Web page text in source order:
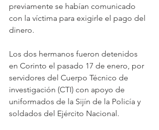
previamente se habían comunicado
con la víctima para exigirle el pago del
dinero.
Los dos hermanos fueron detenidos
en Corinto el pasado 17 de enero, por
servidores del Cuerpo Técnico de
investigación (CTI) con apoyo de
uniformados de la Sijín de la Policía y
soldados del Ejército Nacional.